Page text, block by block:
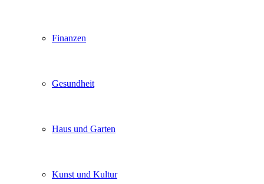
Finanzen
Gesundheit
Haus und Garten
Kunst und Kultur